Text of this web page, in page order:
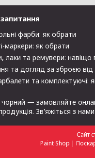
фарби: як обрати
маркери: як обрати
лаки та ремувери: навіщо
та догляд за зброєю
та комплектуючі:
— замовляйте
Зв'яжіться з
Сайт
Paint Shop |